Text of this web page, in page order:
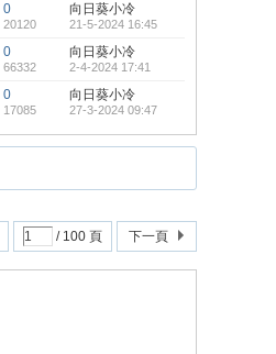
0
20120
向日葵小冷
21-5-2024 16:45
0
66332
向日葵小冷
2-4-2024 17:41
0
17085
向日葵小冷
27-3-2024 09:47
/ 100 頁 下一頁